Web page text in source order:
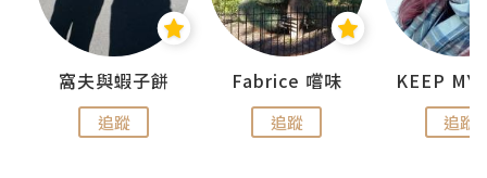
窩夫與蝦子餅
追蹤
Fabrice 嚐味
追蹤 追蹤